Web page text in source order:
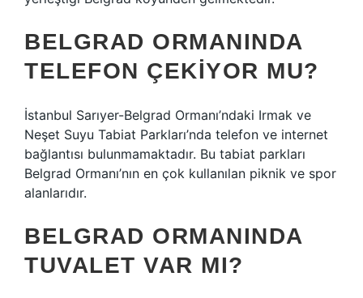
BELGRAD ORMANINDA
TELEFON ÇEKIYOR MU?
İstanbul Sarıyer-Belgrad Ormanı’ndaki Irmak ve
Neşet Suyu Tabiat Parkları’nda telefon ve internet
bağlantısı bulunmamaktadır. Bu tabiat parkları
Belgrad Ormanı’nın en çok kullanılan piknik ve spor
alanlarıdır.
BELGRAD ORMANINDA
TUVALET VAR MI?